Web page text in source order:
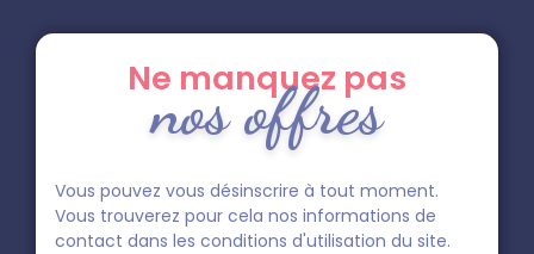
Ne manquez pas
nos offres
Vous pouvez vous désinscrire à tout moment.
Vous trouverez pour cela nos informations de
contact dans les conditions d'utilisation du site.